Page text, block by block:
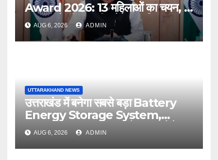
Award 2026: 13 महिलाओं का चयन, 8
अगस्त को सीएम धामी करेंगे सम्मानित
AUG 6, 2026 ADMIN
UTTARAKHAND NEWS
उत्तराखंड में बनेगा सबसे बड़ा Battery
Energy Storage System,
UJVNL लगाएगा 352 करोड़ का प्रोजेक्ट
AUG 6, 2026 ADMIN